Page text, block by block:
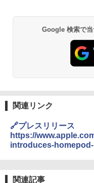
Google 検索で当
関連リンク
🔗プレスリリース
https://
introduces-
関連記事